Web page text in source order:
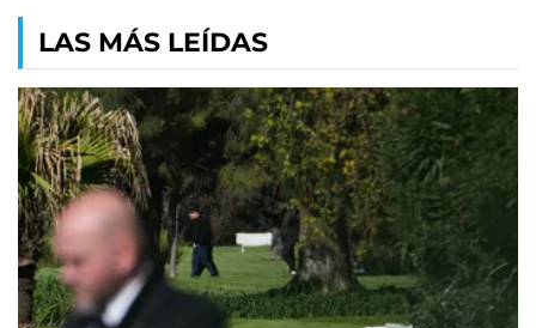
LAS MÁS LEÍDAS